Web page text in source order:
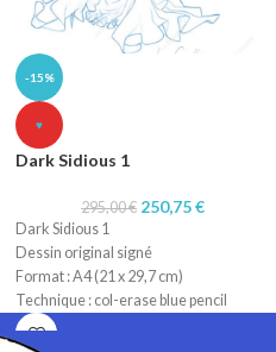
-15%
♥
Dark Sidious 1
295,00€ 250,75€
Dark Sidious 1
Dessin original signé
Format : A4 (21 x 29,7 cm)
Technique : col-erase blue pencil
Papier : machine 90gr